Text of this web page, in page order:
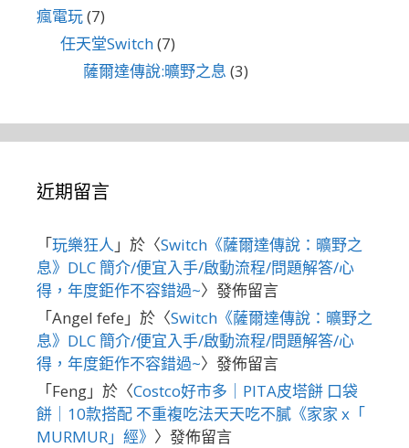
瘋電玩(7)
任天堂Switch(7)
薩爾達傳說:曠野之息 (3)
近期留言
「玩樂狂人 」於〈Switch《薩爾達傳說：曠野之
息》DLC 簡介/便宜入手/啟動流程/問題解答/心
得，年度鉅作不容錯過~〉發佈留言
「Angel fefe 」於〈Switch《薩爾達傳說：曠野之
息》DLC 簡介/便宜入手/啟動流程/問題解答/心
得，年度鉅作不容錯過~〉發佈留言
「Feng」於〈Costco好市多｜PITA皮塔餅 口袋
餅｜10款搭配 不重複吃法天天吃不膩《家家 x「
MURMUR」經》 〉發佈留言